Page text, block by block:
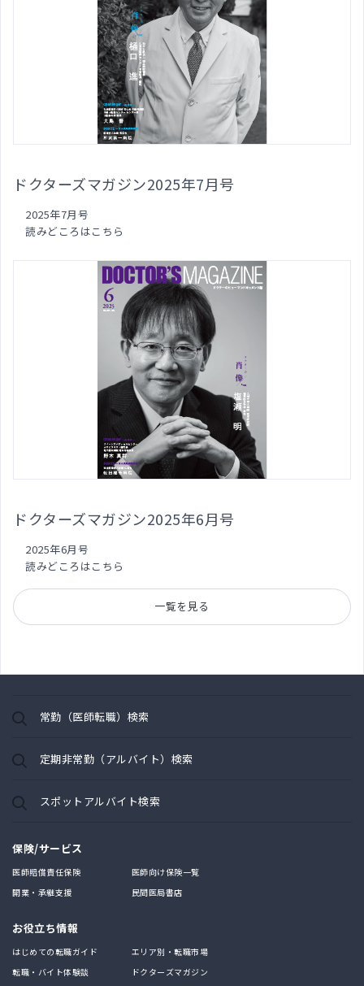
ドクターズマガジン2025年7月号
2025年7月号
読みどころはこちら
ドクターズマガジン2025年6月号
2025年6月号
読みどころはこちら
一覧を見る
常勤（医師転職）検索
定期非常勤（アルバイト）検索
スポットアルバイト検索
保険/サービス
医師賠償責任保険
医師向け保険一覧
開業・承継支援
民間医局書店
お役立ち情報
はじめての転職ガイド
エリア別・転職市場
転職・バイト体験談
ドクターズマガジン